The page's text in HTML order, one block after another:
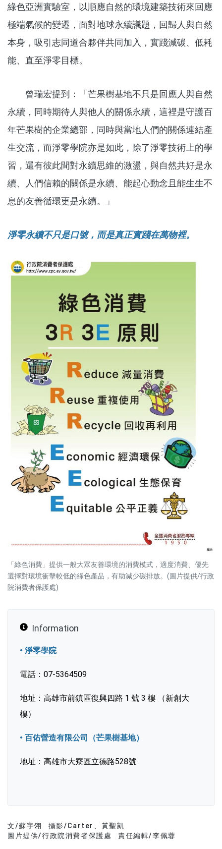
綠色亞洲實驗室，以順應自然的環境建築技術來回應
極端氣候的變遷，面對地球永續議題，回歸人與自然
本身，吸引志同道合夥伴共同加入，實踐減碳、低耗
能、直至淨零目標。
曾瑞宏提到：「芒果樹基地不只是回應人與自然
永續，同時期待人與他人的關係永續，這裡是守護百
年芒果樹的企業總部，同時與當地人們的關係連結產
生交流，而淨零學院亦是如此，除了淨零技術上的學
習，還有彼此間對永續思維的激盪，與自然共好是永
續、人們信賴的關係是永續、能起心動念且能生生不
息的友善循環更是永續。」
淨零永續不只是口號，而是真正實踐在萬物裡。
「綠色消費」提供一般大眾友善環境的消費模式，適度消費、優先
選擇對環境衝擊較低的綠色產品，有助減少碳排放。(圖片提供/行政
院消費者保護處)
Information
• 淨零學院
電話：07-5364509
地址：高雄市前鎮區復興四路 1 號 3 樓 （新創大
樓）
• 百佑營造有限公司（芒果樹基地）
地址：高雄市大寮區立德路528號
文/蘇宇翎
攝影/Carter、黃聖凱
圖片提供/行政院消費者保護處
責任編輯/李佩蓉
文章分類
分享文章